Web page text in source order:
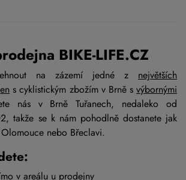
BIKE-LIFE.CZ
na zázemí jedné z největších
s cyklistickým zbožím v Brně s výbornými
nás v Brně Tuřanech, nedaleko od
takže se k nám pohodlně dostanete jak
nebo Břeclavi.
v areálu u prodejny